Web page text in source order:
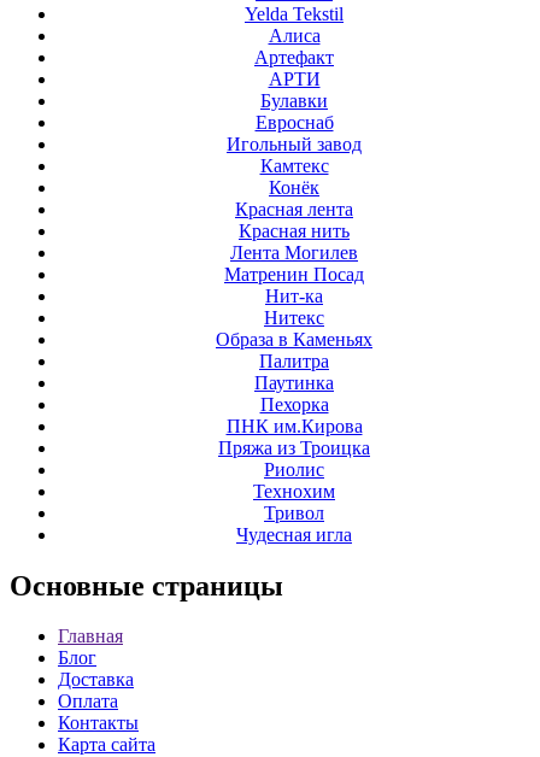
Yelda Tekstil
Алиса
Артефакт
АРТИ
Булавки
Евроснаб
Игольный завод
Камтекс
Конёк
Красная лента
Красная нить
Лента Могилев
Матренин Посад
Нит-ка
Нитекс
Образа в Каменьях
Палитра
Паутинка
Пехорка
ПНК им.Кирова
Пряжа из Троицка
Риолис
Технохим
Тривол
Чудесная игла
Основные страницы
Главная
Блог
Доставка
Оплата
Контакты
Карта сайта